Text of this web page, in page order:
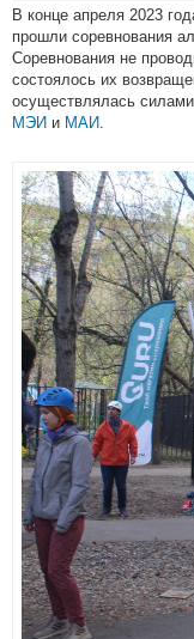
В конце апреля 2023
прошли соревнования
Соревнования не
состоялось их
осуществлялась
МЭИ и МАИ